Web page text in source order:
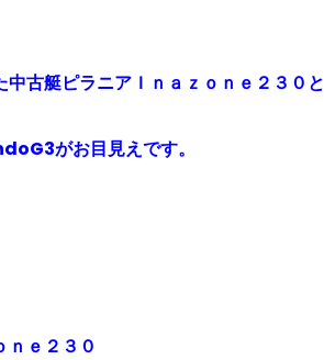
中古艇ピラニアＩｎａｚｏｎｅ２３０と
がお目見えです。
ｎｅ２３０